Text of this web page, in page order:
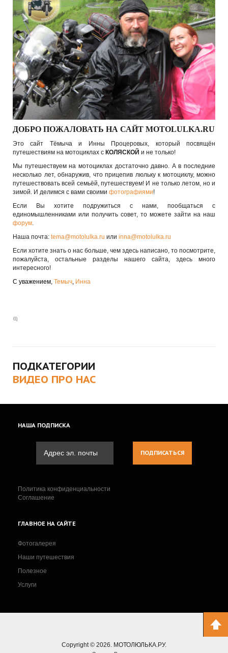
ДОБРО ПОЖАЛОВАТЬ НА САЙТ MOTOLULKA.RU
Это сайт Тёмыча и Инны Процеровых, который посвящён
путешествиям на мотоциклах с КОЛЯСКОЙ и не только!
Мы путешествуем на мотоциклах достаточно давно. А в последние
несколько лет, обнаружив, что прицепив люльку к мотоциклу, можно
путешествовать всей семьёй, путешествуем! И не только летом, но и
зимой. И делимся с вами своими фотографиями!
Если Вы хотите подружиться с нами, пообщаться с
единомышленниками или получить совет, то можете зайти на наш
форум
Наша почта: tema@motolulka.ru или inna@motolulka.ru
Если хотите знать о нас больше, чем здесь написано, то посмотрите,
пожалуйста, остальные разделы нашего сайта, здесь много
интересного!
С уважением, Темыч Инна
ПОДКАТЕГОРИИ
ВИДЕО ПРО НАС
НАША ПОДПИСКА
Политика конфиденциальности
Соглашение
ГЛАВНОЕ НА САЙТЕ
Фотогалерея
Наши путешествия
Полезное
Услуги
Copyright © 2026. МОТОЛЮЛЬКА.РУ.